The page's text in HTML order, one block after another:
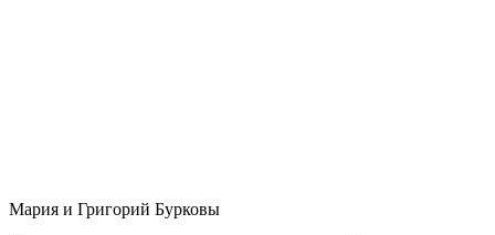
Мария и Григорий Бурковы